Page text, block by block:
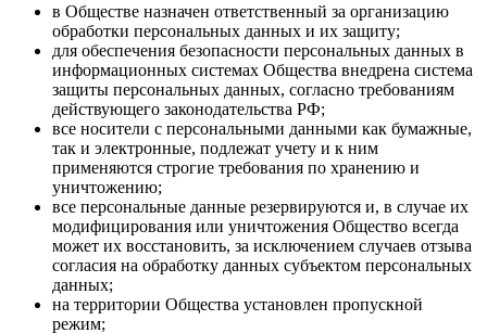
в Обществе назначен ответственный за организацию
обработки персональных данных и их защиту;
для обеспечения безопасности персональных данных в
информационных системах Общества внедрена система
защиты персональных данных, согласно требованиям
действующего законодательства РФ;
все носители с персональными данными как бумажные,
так и электронные, подлежат учету и к ним
применяются строгие требования по хранению и
уничтожению;
все персональные данные резервируются и, в случае их
модифицирования или уничтожения Общество всегда
может их восстановить, за исключением случаев отзыва
согласия на обработку данных субъектом персональных
данных;
на территории Общества установлен пропускной
режим;